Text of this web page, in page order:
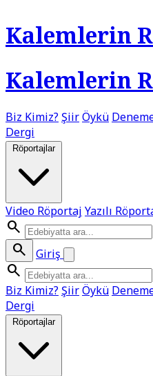
Kalemlerin
Kalemlerin
Biz Kimiz? ŞiirÖykü
Dergi
Röportajlar
Video Röportaj Yazılı
search
search
Giriş
search
Biz Kimiz? ŞiirÖykü
Dergi
Röportajlar